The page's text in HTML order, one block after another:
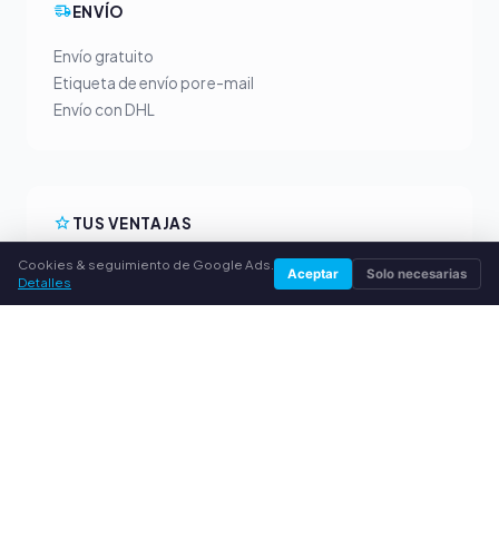
ENVÍO
Envío gratuito
Etiqueta de envío por e-mail
Envío con DHL
TUS VENTAJAS
Todas las marcas principales
Precios de compra justos
Cookies & seguimiento de Google Ads.
Detalles
Aceptar Solo necesarias